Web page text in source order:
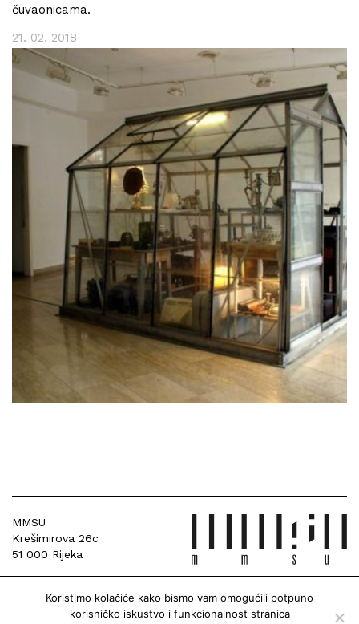
čuvaonicama.
21. 02. 2018
MMSU
Krešimirova 26c
51 000 Rijeka
Koristimo kolačiće kako bismo vam omogućili potpuno
korisničko iskustvo i funkcionalnost stranica